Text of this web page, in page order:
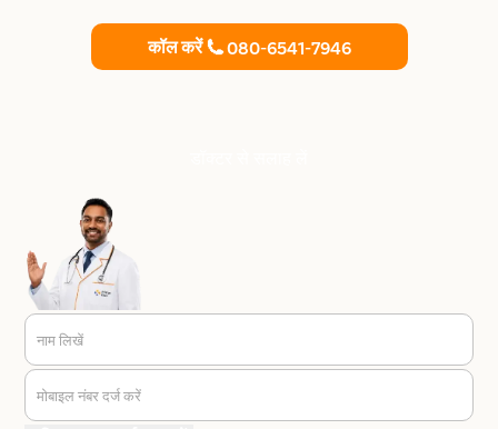
कॉल करें 080-6541-7946
नाम लिखें
मोबाइल नंबर दर्ज करें